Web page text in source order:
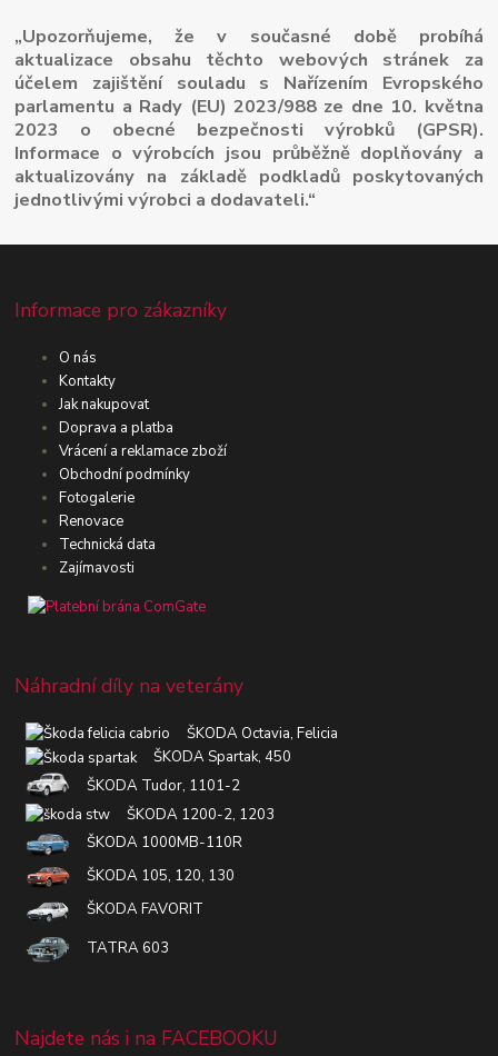
„Upozorňujeme, že v současné době probíhá
aktualizace obsahu těchto webových stránek za
účelem zajištění souladu s Nařízením Evropského
parlamentu a Rady (EU) 2023/988 ze dne 10. května
2023 o obecné bezpečnosti výrobků (GPSR).
Informace o výrobcích jsou průběžně doplňovány a
aktualizovány na základě podkladů poskytovaných
jednotlivými výrobci a dodavateli.“
Informace pro zákazníky
O nás
Kontakty
Jak nakupovat
Doprava a platba
Vrácení a reklamace zboží
Obchodní podmínky
Fotogalerie
Renovace
Technická data
Zajímavosti
Náhradní díly na veterány
ŠKODA Octavia, Felicia
ŠKODA Spartak, 450
ŠKODA Tudor, 1101-2
ŠKODA 1200-2, 1203
ŠKODA 1000MB-110R
ŠKODA 105, 120, 130
ŠKODA FAVORIT
TATRA 603
Najdete nás i na FACEBOOKU